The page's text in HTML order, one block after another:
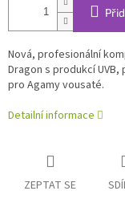
Nová, profesionální
Dragon s produkcí
pro Agamy vousaté.
Detailní informace
ZEPTAT SE